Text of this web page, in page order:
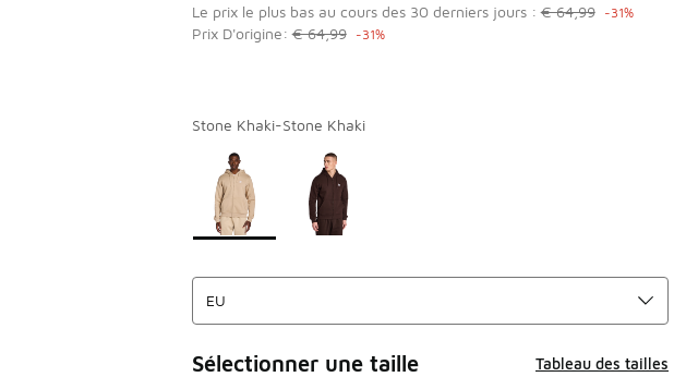
Le prix le plus bas au cours des 30 derniers jours :€ 64,99 -31%
Prix D'origine:€ 64,99 -31%
Stone Khaki-Stone Khaki
Page 1 sur 1 affichant 1 à 2 des 2 couleurs.
Merci de sélectionner un style
Sélectionner une taille Tableau des tailles